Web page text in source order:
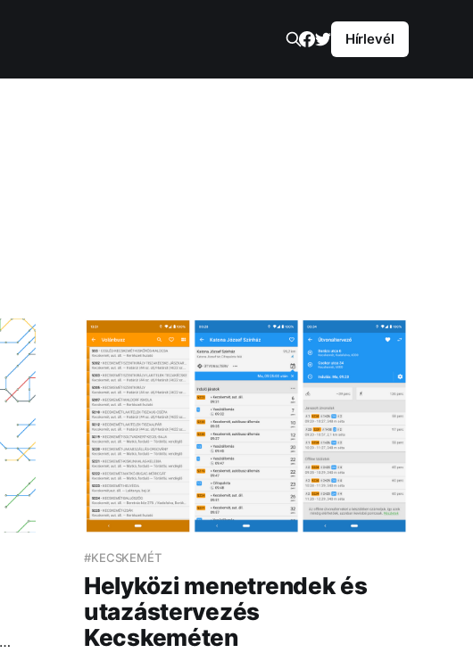
Hírlevél
#KECSKEMÉT
Helyközi menetrendek és
utazástervezés
Kecskeméten